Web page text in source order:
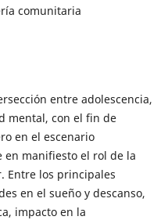
comunitaria
entre adolescencia,
mental, con el fin de
en el escenario
en manifiesto el rol de la
Entre los principales
en el sueño y descanso,
impacto en la